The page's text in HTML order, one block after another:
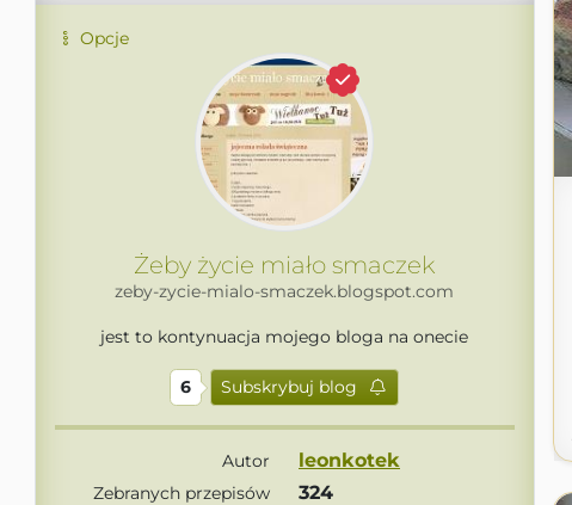
Opcje
Żeby życie miało smaczek
zeby-zycie-mialo-smaczek.blogspot.com
jest to kontynuacja mojego bloga na onecie
6 Subskrybuj blog
Autor leonkotek
Zebranych przepisów 324